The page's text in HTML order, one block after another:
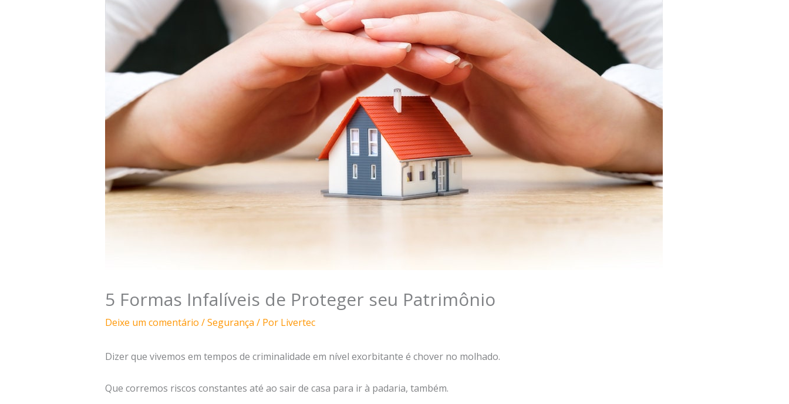
5 Formas Infalíveis de Proteger seu Patrimônio
Deixe um comentário /Segurança / Por Livertec
Dizer que vivemos em tempos de criminalidade em nível exorbitante é chover no molhado.
Que corremos riscos constantes até ao sair de casa para ir à padaria, também.